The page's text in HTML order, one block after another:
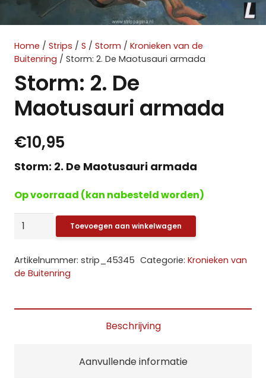
Home / Strips / S / Storm / Kronieken van de
Buitenring / Storm: 2. De Maotusauri armada
Storm: 2. De
Maotusauri armada
€10,95
Storm: 2. De Maotusauri armada
Op voorraad (kan nabesteld worden)
Storm:
Maotusauri
Toevoegen aan winkelwagen
Artikelnummer: strip_45345 Categorie: Kronieken van
de Buitenring
Beschrijving
Aanvullende informatie